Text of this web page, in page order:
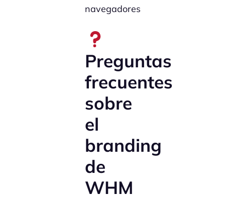
navegadores
Preguntas
frecuentes
sobre
el
branding
de
WHM